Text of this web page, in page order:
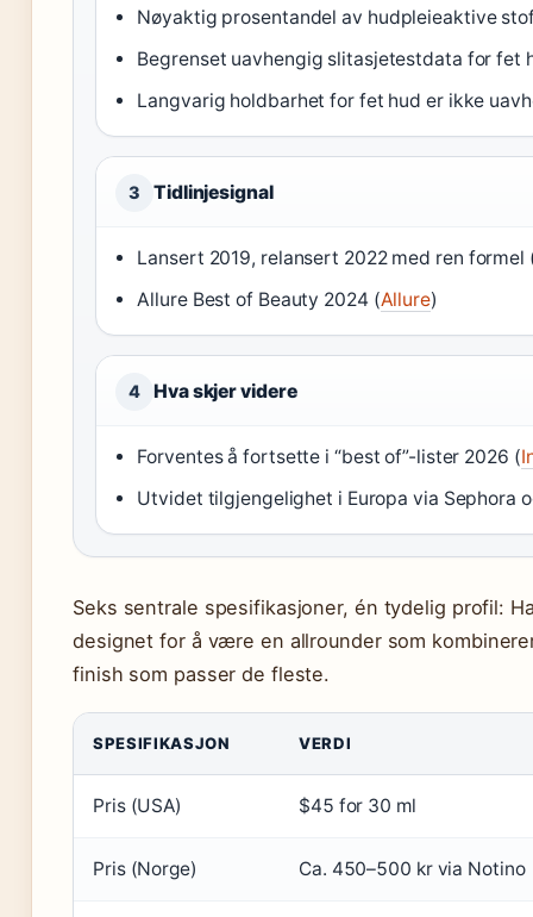
Nøyaktig prosentandel av hudpleieaktive
Begrenset uavhengig slitasjetestdata for fet
Langvarig holdbarhet for fet hud er ikke
3 Tidlinjesignal
Lansert 2019, relansert 2022 med ren formel
Allure Best of Beauty 2024 (Allure)
4 Hva skjer videre
Forventes å fortsette i “best of”-lister 2026 (
Utvidet tilgjengelighet i Europa via Sephora
Seks sentrale spesifikasjoner, én tydelig profil:
designet for å være en allrounder som
finish som passer de fleste.
SPESIFIKASJON VERDI
Pris (USA) $45 for 30 ml
Pris (Norge) Ca. 450–500 kr via Notino